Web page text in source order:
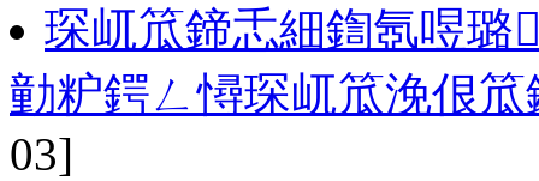
琛屼笟鍗忎細鍧氬喅
勭粐鍔ㄥ憳琛屼笟浼佷
03]